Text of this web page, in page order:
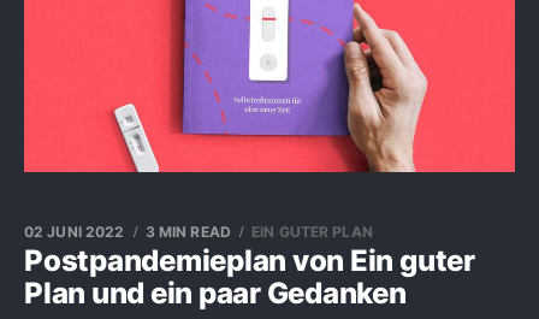
Postpandemieplan von Ein guter
Plan und ein paar Gedanken
02 JUNI 2022 3 MIN READ EIN GUTER PLAN